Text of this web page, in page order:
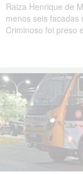
Raiza Henrique de
menos seis facadas
Criminoso foi preso